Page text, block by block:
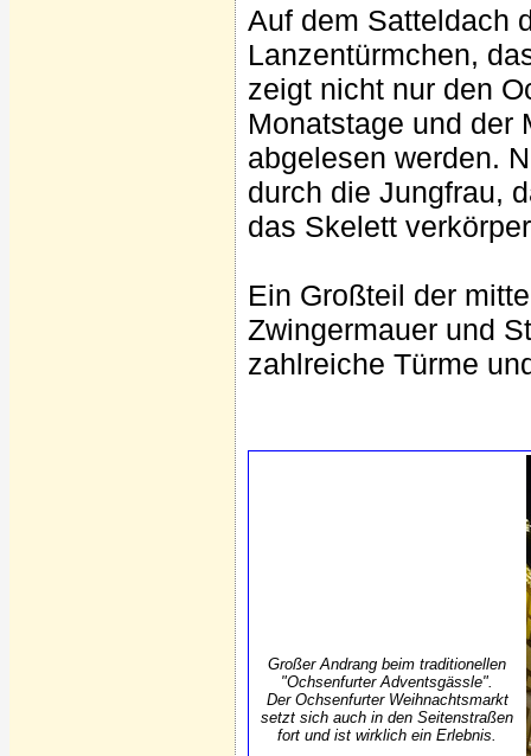
Auf dem Satteldach
Lanzentürmchen,
zeigt nicht nur den
Monatstage und der
abgelesen werden.
durch die Jungfrau,
das Skelett
Ein Großteil der
Zwingermauer und
zahlreiche Türme
Großer Andrang beim traditionellen
"Ochsenfurter Adventsgässle".
Der Ochsenfurter Weihnachtsmarkt
setzt sich auch in den Seitenstraßen
fort und ist wirklich ein Erlebnis.